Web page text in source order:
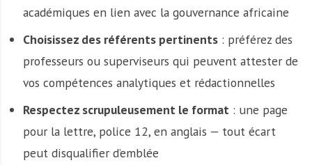
académiques en lien avec la gouvernance africaine
Choisissez des référents pertinents: préférez des
professeurs ou superviseurs qui peuvent attester de
vos compétences analytiques et rédactionnelles
Respectez scrupuleusement le format: une page
pour la lettre, police 12, en anglais — tout écart
peut disqualifier d’emblée